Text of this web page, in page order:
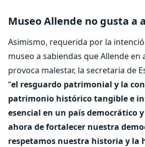
Museo Allende no gusta a
Asimismo, requerida por la
museo a sabiendas que Allende en
provoca malestar, la secretaria de
“el resguardo patrimonial y la
patrimonio histórico tangible e
esencial en un país democrático
ahora de fortalecer nuestra
respetamos nuestra historia y la